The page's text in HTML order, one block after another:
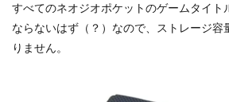
すべてのネオジオポケットのゲームタイト
ならないはず（？）なので、ストレージ容
りません。